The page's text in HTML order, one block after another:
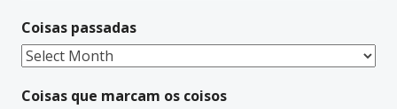
a
t
i
v
Coisas passadas
Coisas
Coisas que marcam os coisos